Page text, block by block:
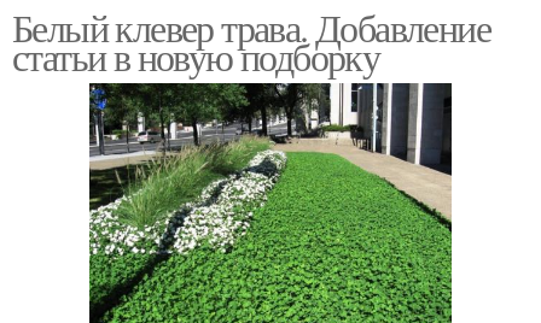
Белый клевер трава. Добавление
статьи в новую подборку